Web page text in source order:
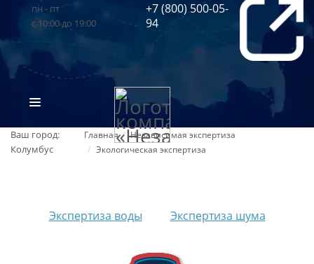
пн - пт
с 10:00 до 19:00
+7 (800) 500-05-
94
Ваш город:
Колумбус
Главная
Независимая экспертиза
Экологическая экспертиза
Экспертиза воды Экспертиза шума